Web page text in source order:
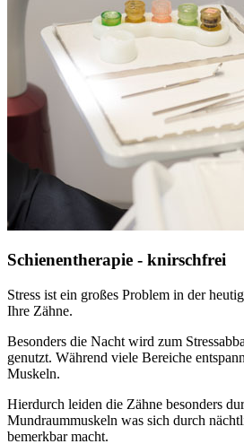
Schienentherapie - knirschfrei
Stress ist ein großes Problem in der
Ihre Zähne.
Besonders die Nacht wird zum
genutzt. Während viele Bereiche
Muskeln.
Hierdurch leiden die Zähne besonders
Mundraummuskeln was sich durch
bemerkbar macht.